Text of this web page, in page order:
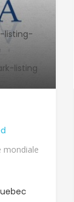
listing-
listing
mondiale